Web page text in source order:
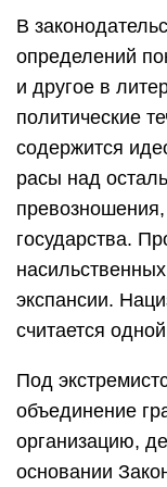
В
определений
и другое в
политические
содержится
расы над
государства.
экспансии.
считается
Под
объединение
организацию,
основании